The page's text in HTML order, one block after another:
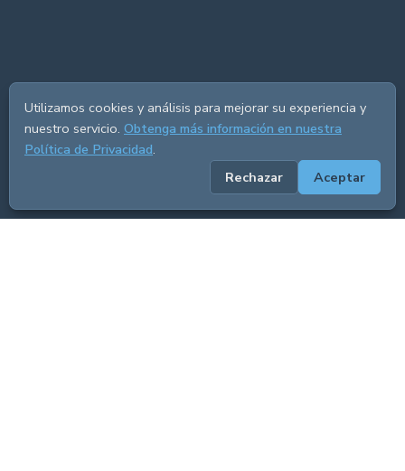
Utilizamos cookies y análisis para mejorar su experiencia y
nuestro servicio. Obtenga más información en nuestra
Política de Privacidad.
Rechazar
Aceptar